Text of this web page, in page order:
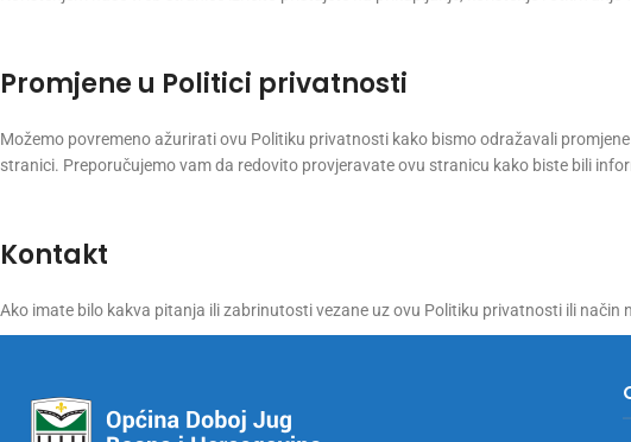
Promjene u Politici privatnosti
Možemo povremeno ažurirati ovu Politiku privatnosti kako bismo odražavali
stranici. Preporučujemo vam da redovito provjeravate ovu stranicu kako biste bili
Kontakt
Ako imate bilo kakva pitanja ili zabrinutosti vezane uz ovu Politiku privatnosti ili